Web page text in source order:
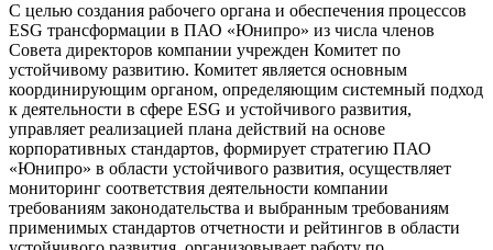
С целью создания рабочего органа и обеспечения процессов
ESG трансформации в ПАО «Юнипро» из числа членов
Совета директоров компании учрежден Комитет по
устойчивому развитию. Комитет является основным
координирующим органом, определяющим системный подход
к деятельности в сфере ESG и устойчивого развития,
управляет реализацией плана действий на основе
корпоративных стандартов, формирует стратегию ПАО
«Юнипро» в области устойчивого развития, осуществляет
мониторинг соответствия деятельности компании
требованиям законодательства и выбранным требованиям
применимых стандартов отчетности и рейтингов в области